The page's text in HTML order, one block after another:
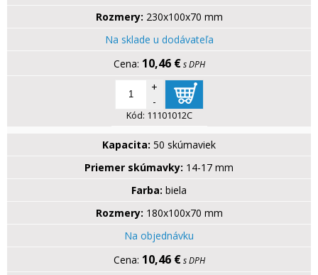
Rozmery: 230x100x70 mm
Na sklade u dodávateľa
10,46 € s DPH
+
-
Kód: 11101012C
Kapacita: 50 skúmaviek
Priemer skúmavky: 14-17 mm
Farba: biela
Rozmery: 180x100x70 mm
Na objednávku
10,46 € s DPH